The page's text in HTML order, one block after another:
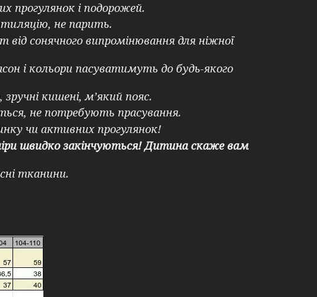
прогулянок і подорожей.
не парить.
сонячного випромінювання для ніжної
і кольори пасуватимуть до будь-якого
кишені, м’який пояс.
не потребують прасування.
чи активних прогулянок!
швидко закінчуються! Дитина скаже вам
тканини.